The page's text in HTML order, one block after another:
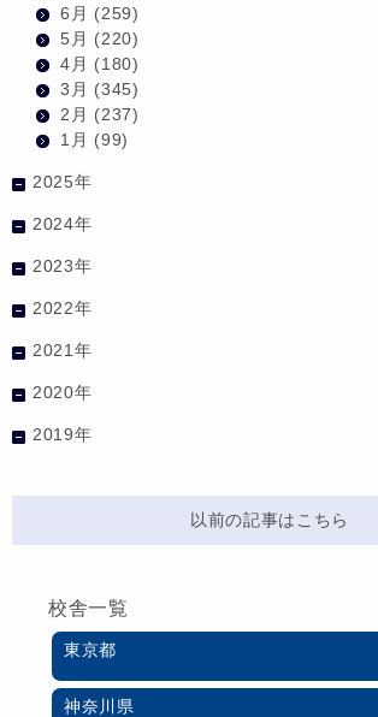
6月 (259)
5月 (220)
4月 (180)
3月 (345)
2月 (237)
1月 (99)
2025年
2024年
2023年
2022年
2021年
2020年
2019年
以前の記事はこちら
校舎一覧
東京都
神奈川県